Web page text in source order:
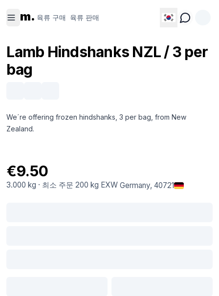
m. 육류 구매 육류 판매
매
매
Lamb Hindshanks NZL / 3 per
bag
We´re offering frozen hindshanks, 3 per bag, from New
Zealand.
€9.50
3.000 kg · 최소 주문 200 kg EXW Germany, 40721